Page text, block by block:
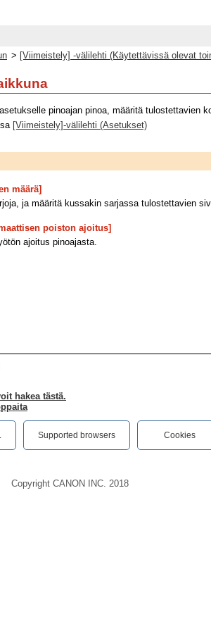
> [Viimeistely] -välilehti (Käytettävissä olevat
pinoajan pinoa, määritä tulostettavien
[Viimeistely]-välilehti (Asetukset)
määrä]
ja määritä kussakin sarjassa tulostettavien
poiston ajoitus]
ajoitus pinoajasta.
hakea tästä.
Supported browsers Cookies
Copyright CANON INC. 2018